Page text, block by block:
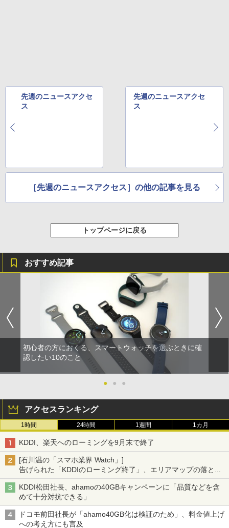
先週のニュースアクセ
ス
先週のニュースアクセ
ス
［先週のニュースアクセス］の他の記事を見る
トップページに戻る
おすすめ記事
初心者の方におくる、スマートウォッチを選ぶときに確
認したい10のこと
● ● ●
アクセスランキング
1時間 24時間 1週間 1カ月
KDDI、楽天へのローミングを9月末で終了
[石川温の「スマホ業界 Watch」]
告げられた「KDDIのローミング終了」、エリアマップの落とし
穴と楽天モバイルの課題
KDDI松田社長、ahamoの40GBキャンペーンに「品質などを含
めて十分対抗できる」
ドコモ前田社長が「ahamo40GB化は検証のため」、料金値上げ
への考え方にも言及